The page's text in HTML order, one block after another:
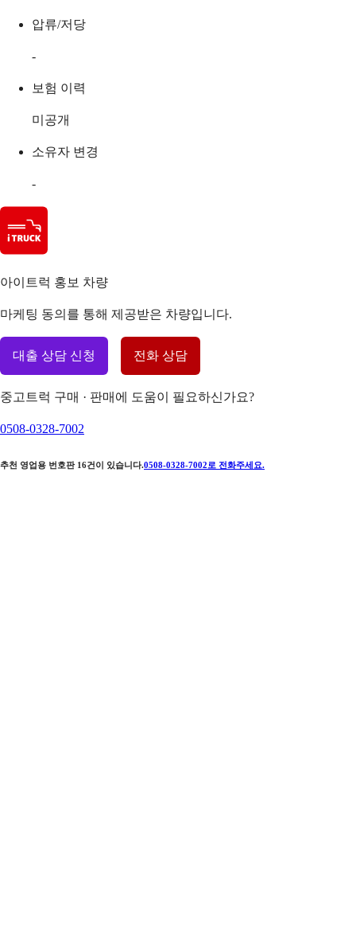
압류/저당
-
보험 이력
미공개
소유자 변경
-
아이트럭 홍보 차량
마케팅 동의를 통해 제공받은 차량입니다.
대출 상담 신청 전화 상담
중고트럭 구매 · 판매에 도움이 필요하신가요?
0508-0328-7002
추천 영업용 번호판 16건이 있습니다.0508-0328-7002 로 전화주세요.